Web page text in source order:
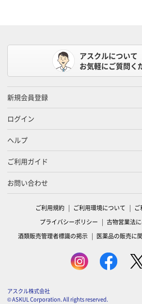
アスクルについて
お気軽にご質問く
新規会員登録
ログイン
ヘルプ
ご利用ガイド
お問い合わせ
ご利用規約 ご利用環境について
プライバシーポリシー
古物営業法
酒類販売管理者標識の掲示
医薬品の販売に
アスクル株式会社
© ASKUL Corporation. All rights reserved.